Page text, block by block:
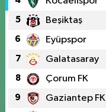
5 Beşiktaş
6 Eyüpspor
7 Galatasaray
8 Çorum FK
9 Gaziantep FK